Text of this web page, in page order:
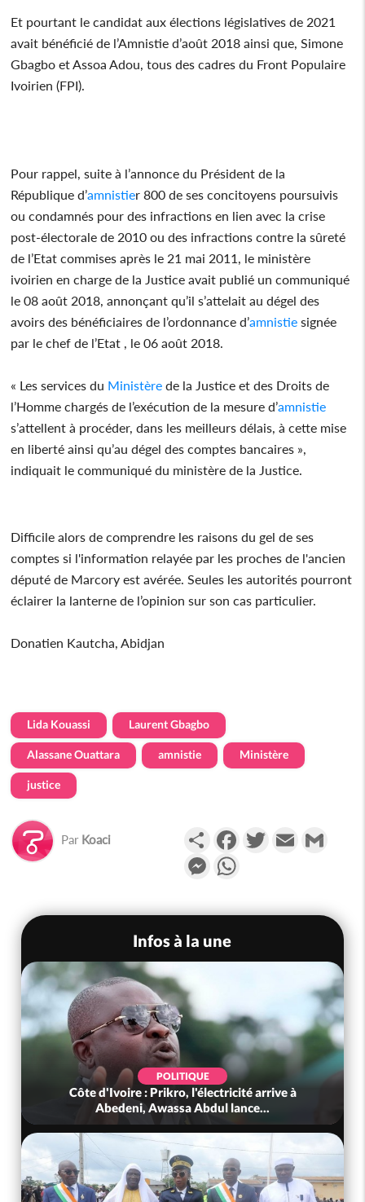
Et pourtant le candidat aux élections législatives de 2021
avait bénéficié de l’Amnistie d’août 2018 ainsi que, Simone
Gbagbo et Assoa Adou, tous des cadres du Front Populaire
Ivoirien (FPI).
Pour rappel, suite à l’annonce du Président de la
République d’amnistier 800 de ses concitoyens poursuivis
ou condamnés pour des infractions en lien avec la crise
post-électorale de 2010 ou des infractions contre la sûreté
de l’Etat commises après le 21 mai 2011, le ministère
ivoirien en charge de la Justice avait publié un communiqué
le 08 août 2018, annonçant qu’il s’attelait au dégel des
avoirs des bénéficiaires de l’ordonnance d’amnistie signée
par le chef de l’Etat , le 06 août 2018.
« Les services du Ministère de la Justice et des Droits de
l’Homme chargés de l’exécution de la mesure d’amnistie
s’attellent à procéder, dans les meilleurs délais, à cette mise
en liberté ainsi qu’au dégel des comptes bancaires »,
indiquait le communiqué du ministère de la Justice.
Difficile alors de comprendre les raisons du gel de ses
comptes si l'information relayée par les proches de l'ancien
député de Marcory est avérée. Seules les autorités pourront
éclairer la lanterne de l’opinion sur son cas particulier.
Donatien Kautcha, Abidjan
Lida Kouassi Laurent Gbagbo
Alassane Ouattara amnistie Ministère
justice
Par Koaci PartagerFacebookTwitterEmail
Messenger
Infos à la une
POLITIQUE
Côte d'Ivoire : Prikro, l'électricité arrive à
Abedeni, Awassa Abdul lance...